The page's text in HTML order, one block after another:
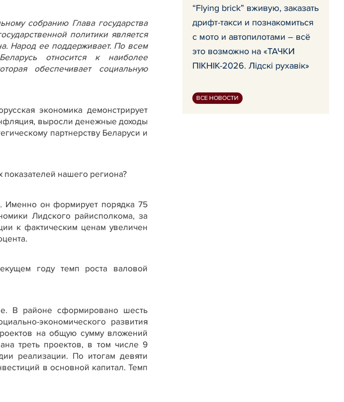
собранию Глава государства
политики является
Народ ее поддерживает. По всем
относится к наиболее
обеспечивает социальную
экономика демонстрирует
выросли денежные доходы
партнерству Беларуси и
нашего региона?
Именно он формирует порядка 75
Лидского райисполкома, за
к фактическим ценам увеличен
году темп роста валовой
В районе сформировано шесть
экономического развития
на общую сумму вложений
треть проектов, в том числе 9
реализации. По итогам девяти
в основной капитал. Темп
“Flying brick” вживую, заказать
дрифт-такси и познакомиться
с мото и автопилотами – всё
это возможно на «ТАЧКИ
ПІКНІК-2026. Лідскі рухавік»
ВСЕ НОВОСТИ